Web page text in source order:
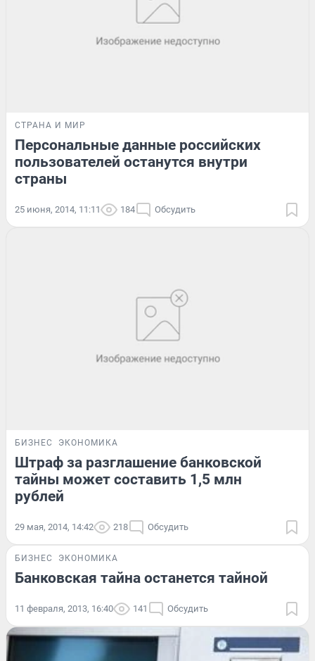
СТРАНА И МИР
Персональные данные российских
пользователей останутся внутри
страны
25 июня, 2014, 11:11 184 Обсудить
БИЗНЕС ЭКОНОМИКА
Штраф за разглашение банковской
тайны может составить 1,5 млн
рублей
29 мая, 2014, 14:42 218 Обсудить
БИЗНЕС ЭКОНОМИКА
Банковская тайна останется тайной
11 февраля, 2013, 16:40 141 Обсудить